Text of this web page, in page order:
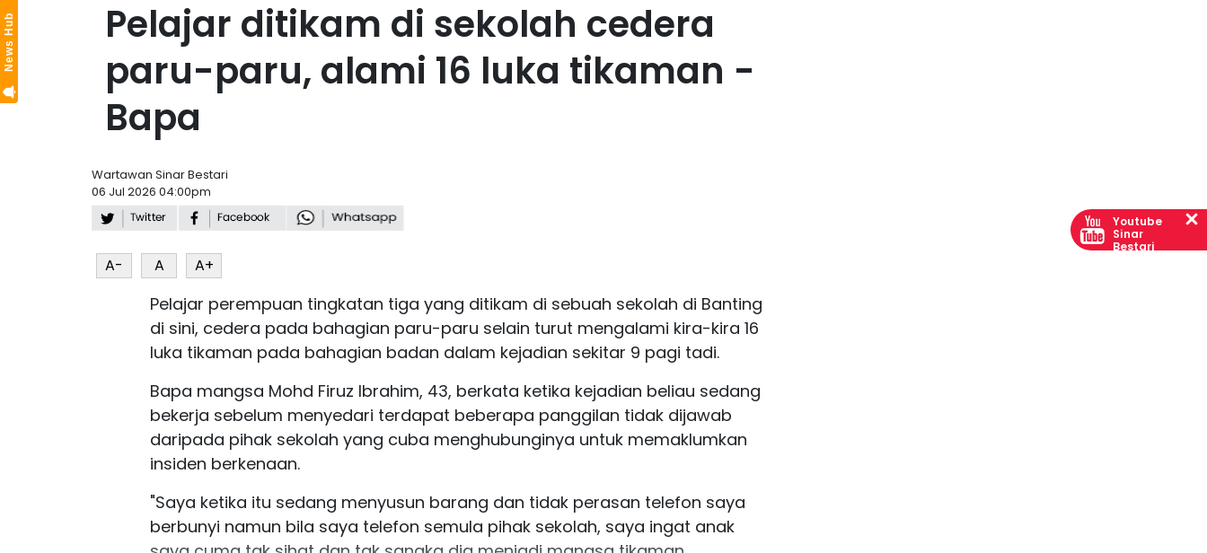
Pelajar ditikam di sekolah cedera
paru-paru, alami 16 luka tikaman -
Bapa
Wartawan Sinar Bestari
06 Jul 2026 04:00pm
A- A A+
Pelajar perempuan tingkatan tiga yang ditikam di sebuah sekolah di Banting
di sini, cedera pada bahagian paru-paru selain turut mengalami kira-kira 16
luka tikaman pada bahagian badan dalam kejadian sekitar 9 pagi tadi.
Bapa mangsa Mohd Firuz Ibrahim, 43, berkata ketika kejadian beliau sedang
bekerja sebelum menyedari terdapat beberapa panggilan tidak dijawab
daripada pihak sekolah yang cuba menghubunginya untuk memaklumkan
insiden berkenaan.
"Saya ketika itu sedang menyusun barang dan tidak perasan telefon saya
berbunyi namun bila saya telefon semula pihak sekolah, saya ingat anak
Youtube
Sinar
Bestari
News Hub